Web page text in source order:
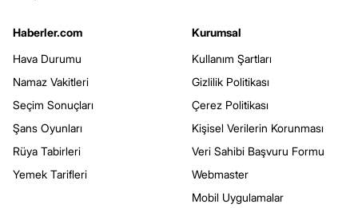
Haberler.com
Hava Durumu
Namaz Vakitleri
Seçim Sonuçları
Şans Oyunları
Rüya Tabirleri
Yemek Tarifleri
Kurumsal
Kullanım Şartları
Gizlilik Politikası
Çerez Politikası
Kişisel Verilerin Korunması
Veri Sahibi Başvuru Formu
Webmaster
Mobil Uygulamalar